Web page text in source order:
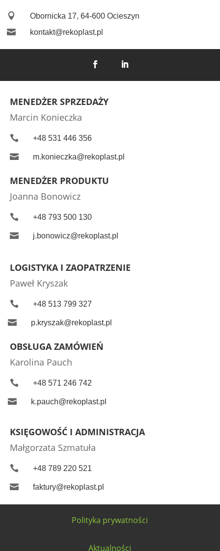
 Obornicka 17, 64-600 Ocieszyn
 kontakt@rekoplast.pl
MENEDŻER SPRZEDAŻY
Marcin Konieczka
 +48 531 446 356
 m.konieczka@rekoplast.pl
MENEDŻER PRODUKTU
Joanna Bonowicz
 +48 793 500 130
 j.bonowicz@rekoplast.pl
LOGISTYKA I ZAOPATRZENIE
Paweł Kryszak
 +48 513 799 327
 p.kryszak@rekoplast.pl
OBSŁUGA ZAMÓWIEŃ
Karolina Pauch
 +48 571 246 742
 k.pauch@rekoplast.pl
KSIĘGOWOŚĆ I ADMINISTRACJA
Małgorzata Szmatuła
 +48 789 220 521
 faktury@rekoplast.pl
Polityka prywatności
Aktualności